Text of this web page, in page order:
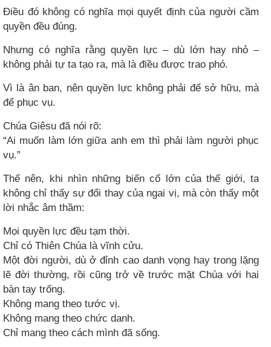
Điều đó không có nghĩa mọi quyết định của người cầm
quyền đều đúng.
Nhưng có nghĩa rằng quyền lực – dù lớn hay nhỏ –
không phải tự ta tạo ra, mà là điều được trao phó.
Vì là ân ban, nên quyền lực không phải để sở hữu, mà
để phục vụ.
Chúa Giêsu đã nói rõ:
“Ai muốn làm lớn giữa anh em thì phải làm người phục
vụ.”
Thế nên, khi nhìn những biến cố lớn của thế giới, ta
không chỉ thấy sự đổi thay của ngai vị, mà còn thấy một
lời nhắc âm thầm:
Mọi quyền lực đều tạm thời.
Chỉ có Thiên Chúa là vĩnh cửu.
Một đời người, dù ở đỉnh cao danh vọng hay trong lặng
lẽ đời thường, rồi cũng trở về trước mặt Chúa với hai
bàn tay trống.
Không mang theo tước vị.
Không mang theo chức danh.
Chỉ mang theo cách mình đã sống.